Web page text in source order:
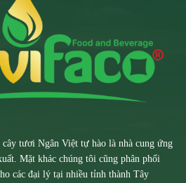
tươi Ngân Việt tự hào là nhà cung ứng
Mặt khác chúng tôi cũng phân phối
các đại lý tại nhiều tỉnh thành Tây